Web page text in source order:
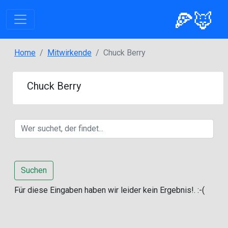
🍕🦊
Home Mitwirkende Chuck Berry
Chuck Berry
Suchen
Für diese Eingaben haben wir leider kein Ergebnis!. :-(